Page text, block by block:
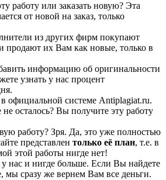
работу или заказать новую? Эта
от новой на заказ, только
из других фирм покупают
продают их Вам как новые, только в
информацию об оригинальности
узнать у нас процент
официальной системе Аntiplagiat.ru.
осталось? Вы получите эту работу
работу? Зря. Да, это уже полностью
представлен только её план, т.е. в
этой работы нигде нет!
у нас и нигде больше. Если Вы найдете
мы сразу же вернем Вам все деньги.